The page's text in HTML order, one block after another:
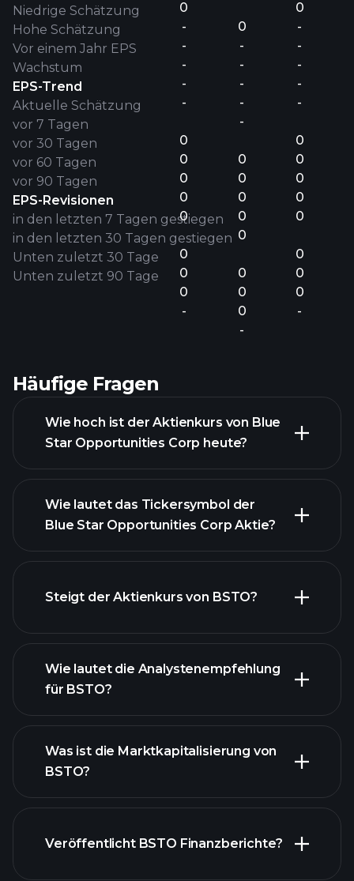
Niedrige Schätzung
Hohe Schätzung
Vor einem Jahr EPS
Wachstum
EPS-Trend
Aktuelle Schätzung
vor 7 Tagen
vor 30 Tagen
vor 60 Tagen
vor 90 Tagen
EPS-Revisionen
in den letzten 7 Tagen gestiegen
in den letzten 30 Tagen gestiegen
Unten zuletzt 30 Tage
Unten zuletzt 90 Tage
0
-
-
-
-
-
0
0
0
0
0
0
0
0
-
0
-
-
-
-
-
0
0
0
0
0
0
0
0
-
0
-
-
-
-
-
0
0
0
0
0
0
0
0
-
Häufige Fragen
Wie hoch ist der Aktienkurs von Blue
Star Opportunities Corp heute?
fortgeschrittenen Diagramm
Wie lautet das Tickersymbol der
Blue Star Opportunities Corp Aktie?
Steigt der Aktienkurs von BSTO?
BSTO Diagramm
Wie lautet die Analystenempfehlung
für BSTO?
Was ist die Marktkapitalisierung von
BSTO?
unsere Liste der Aktien
Veröffentlicht BSTO Finanzberichte?